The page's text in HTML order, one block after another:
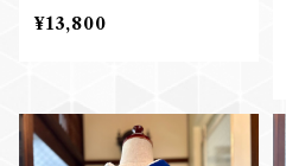
イボリー 生成り 黒 グレー
八寸名古屋帯 B726
¥13,800